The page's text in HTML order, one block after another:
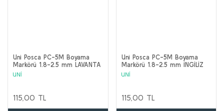
Uni Posca PC-5M Boyama
Markörü 1.8-2.5 mm LAVANTA
UNİ
115,00 TL
Uni Posca PC-5M Boyama
Markörü 1.8-2.5 mm İNGİLİZ
YEŞİLİ
UNİ
115,00 TL